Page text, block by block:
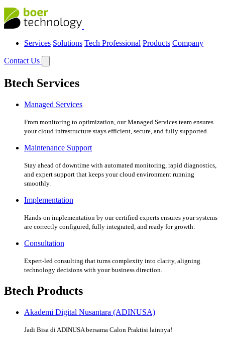
Services Solutions Tech Professional Products Company
Contact Us
Btech Services
Managed Services
From monitoring to optimization, our Managed Services team ensures
your cloud infrastructure stays efficient, secure, and fully supported.
Maintenance Support
Stay ahead of downtime with automated monitoring, rapid diagnostics,
and expert support that keeps your cloud environment running
smoothly.
Implementation
Hands-on implementation by our certified experts ensures your systems
are correctly configured, fully integrated, and ready for growth.
Consultation
Expert-led consulting that turns complexity into clarity, aligning
technology decisions with your business direction.
Btech Products
Akademi Digital Nusantara (ADINUSA)
Jadi Bisa di ADINUSA bersama Calon Praktisi lainnya!